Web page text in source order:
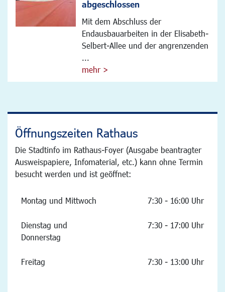
abgeschlossen
Mit dem Abschluss der
Endausbauarbeiten in der Elisabeth-
Selbert-Allee und der angrenzenden
...
mehr >
Öffnungszeiten Rathaus
Die Stadtinfo im Rathaus-Foyer (Ausgabe beantragter
Ausweispapiere, Infomaterial, etc.) kann ohne Termin
besucht werden und ist geöffnet:
Montag und Mittwoch 7:30 - 16:00 Uhr
Dienstag und
Donnerstag
7:30 - 17:00 Uhr
Freitag 7:30 - 13:00 Uhr